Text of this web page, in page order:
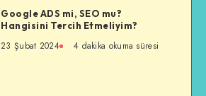
Google ADS mi, SEO mu?
Hangisini Tercih Etmeliyim?
23 Şubat 2024 4 dakika okuma süresi